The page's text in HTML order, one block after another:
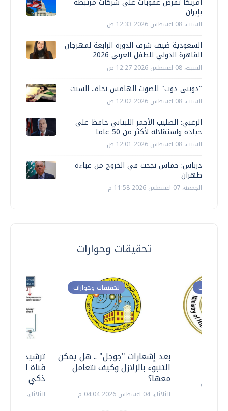
بإيران
السبت، 08 اغسطس 2026 12:33 ص
السعودية ضيف شرف الدورة الرابعة لمهرجان
القاهرة الدولي للطفل العربي 2026
السبت، 08 اغسطس 2026 12:27 ص
"دوبنى دوب" للصوت الهامس نجاة.. السبت
السبت، 08 اغسطس 2026 12:02 ص
الزغبي: الصليب الأحمر اللبناني حافظ على
حياده واستقلاله لأكثر من 50 عاما
السبت، 08 اغسطس 2026 12:01 ص
درباس: حماس نجحت في الخروج من عباءة
طهران
الجمعة، 07 اغسطس 2026 11:58 م
تحقيقات وحوارات
ترشيدا
قناة
ذكي
الثلاثاء، 14 يوليو 2026 06:11 م
تحقيقات وحوارات
بعد إشعارات "جوجل" .. هل يمكن
التنبوء بالزلازل وكيف نتعامل
معها؟
الثلاثاء، 04 اغسطس 2026 04:04 م
وحوارات